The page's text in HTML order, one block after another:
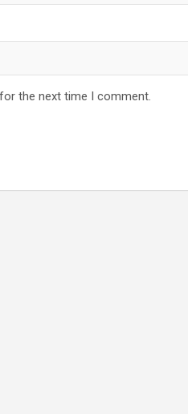
the next time I comment.